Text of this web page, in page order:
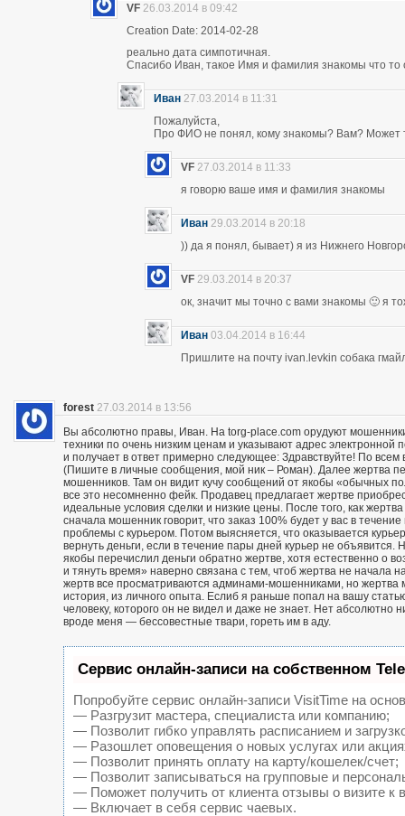
VF 26.03.2014 в 09:42
Creation Date: 2014-02-28
реально дата симпотичная.
Спасибо Иван, такое Имя и фамилия знакомы что то
Иван 27.03.2014 в 11:31
Пожалуйста,
Про ФИО не понял, кому знакомы? Вам? Может
VF 27.03.2014 в 11:33
я говорю ваше имя и фамилия знакомы
Иван 29.03.2014 в 20:18
)) да я понял, бывает) я из Нижнего
VF 29.03.2014 в 20:37
ок, значит мы точно с вами знакомы 🙂 я
Иван 03.04.2014 в 16:44
Пришлите на почту ivan.levkin собака
forest 27.03.2014 в 13:56
Вы абсолютно правы, Иван. На torg-place.com орудуют
техники по очень низким ценам и указывают адрес
и получает в ответ примерно следующее: Здравствуйте! По
(Пишите в личные сообщения, мой ник – Роман). Далее жертва
мошенников. Там он видит кучу сообщений от якобы «обычных
все это несомненно фейк. Продавец предлагает жертве
идеальные условия сделки и низкие цены. После того, как
сначала мошенник говорит, что заказ 100% будет у вас в
проблемы с курьером. Потом выясняется, что оказывается
вернуть деньги, если в течение пары дней курьер не
якобы перечислил деньги обратно жертве, хотя естественно о
и тянуть время» наверно связана с тем, чтоб жертва не начала
жертв все просматриваются админами-мошенниками, но жертва
история, из личного опыта. Еслиб я раньше попал на вашу
человеку, которого он не видел и даже не знает. Нет
вроде меня — бессовестные твари, гореть им в аду.
Сервис онлайн-записи на собственном
Попробуйте сервис онлайн-записи VisitTime на
— Разгрузит мастера, специалиста или компанию;
— Позволит гибко управлять расписанием и
— Разошлет оповещения о новых услугах или
— Позволит принять оплату на карту/кошелек/счет;
— Позволит записываться на групповые и
— Поможет получить от клиента отзывы о визите к
— Включает в себя сервис чаевых.